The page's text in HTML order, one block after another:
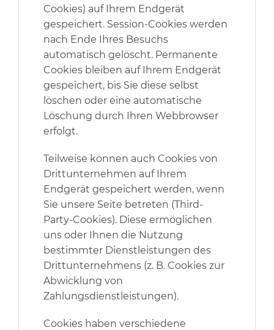
Cookies) auf Ihrem Endgerät
gespeichert. Session-Cookies werden
nach Ende Ihres Besuchs
automatisch gelöscht. Permanente
Cookies bleiben auf Ihrem Endgerät
gespeichert, bis Sie diese selbst
löschen oder eine automatische
Löschung durch Ihren Webbrowser
erfolgt.
Teilweise können auch Cookies von
Drittunternehmen auf Ihrem
Endgerät gespeichert werden, wenn
Sie unsere Seite betreten (Third-
Party-Cookies). Diese ermöglichen
uns oder Ihnen die Nutzung
bestimmter Dienstleistungen des
Drittunternehmens (z. B. Cookies zur
Abwicklung von
Zahlungsdienstleistungen).
Cookies haben verschiedene